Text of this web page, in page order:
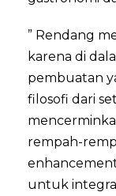
” Rendang
karena di
pembuatan
filosofi dari
rempah-
untuk